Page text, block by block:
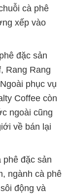
cà phê
xếp vào
đặc sản
Rang Rang
phục vụ
Coffee còn
ngoài cũng
về bán lại
phê đặc sản
ngành cà phê
động và